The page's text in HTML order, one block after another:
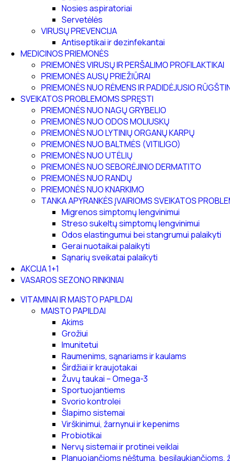
Nosies aspiratoriai
Servetėlės
VIRUSŲ PREVENCIJA
Antiseptikai ir dezinfekantai
MEDICINOS PRIEMONĖS
PRIEMONĖS VIRUSŲ IR PERŠALIMO PROFILAKTIKAI
PRIEMONĖS AUSŲ PRIEŽIŪRAI
PRIEMONĖS NUO RĖMENS IR PADIDĖJUSIO
SVEIKATOS PROBLEMOMS SPRĘSTI
PRIEMONĖS NUO NAGŲ GRYBELIO
PRIEMONĖS NUO ODOS MOLIUSKŲ
PRIEMONĖS NUO LYTINIŲ ORGANŲ KARPŲ
PRIEMONĖS NUO BALTMĖS (VITILIGO)
PRIEMONĖS NUO UTĖLIŲ
PRIEMONĖS NUO SEBORĖJINIO DERMATITO
PRIEMONĖS NUO RANDŲ
PRIEMONĖS NUO KNARKIMO
TANKA APYRANKĖS ĮVAIRIOMS SVEIKATOS
Migrenos simptomų lengvinimui
Streso sukeltų simptomų lengvinimui
Odos elastingumui bei stangrumui palaikyti
Gerai nuotaikai palaikyti
Sąnarių sveikatai palaikyti
AKCIJA 1+1
VASAROS SEZONO RINKINIAI
VITAMINAI IR MAISTO PAPILDAI
MAISTO PAPILDAI
Akims
Grožiui
Imunitetui
Raumenims, sąnariams ir kaulams
Širdžiai ir kraujotakai
Žuvų taukai – Omega-3
Sportuojantiems
Svorio kontrolei
Šlapimo sistemai
Virškinimui, žarnynui ir kepenims
Probiotikai
Nervų sistemai ir protinei veiklai
Planuojančioms nėštumą, besilaukiančioms,